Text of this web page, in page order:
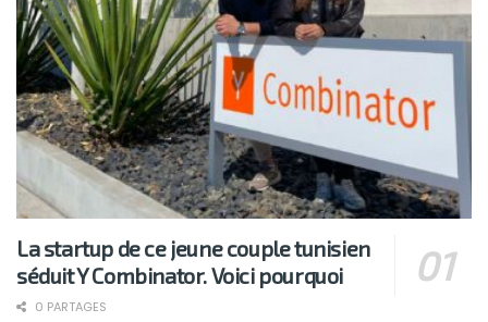
La startup de ce jeune couple tunisien
séduit Y Combinator. Voici pourquoi
0 PARTAGES